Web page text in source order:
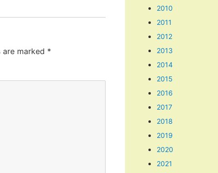
are marked *
2010
2011
2012
2013
2014
2015
2016
2017
2018
2019
2020
2021